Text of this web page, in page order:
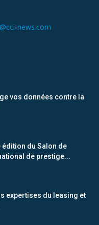
news.com
vos données contre la
édition du Salon de
de prestige...
expertises du leasing et